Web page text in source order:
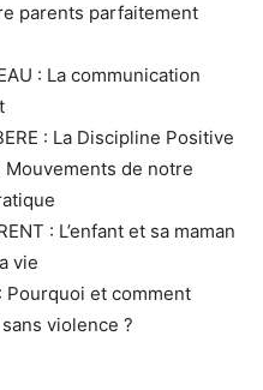
parents parfaitement
: La communication
: La Discipline Positive
Mouvements de notre
: L’enfant et sa maman
vie
Pourquoi et comment
violence ?